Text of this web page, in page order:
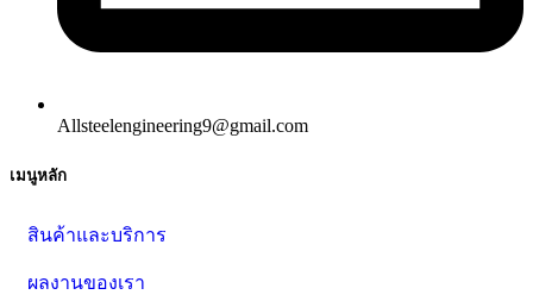
Allsteelengineering9@gmail.com
เมนูหลัก
สินค้าและบริการ
ผลงานของเรา